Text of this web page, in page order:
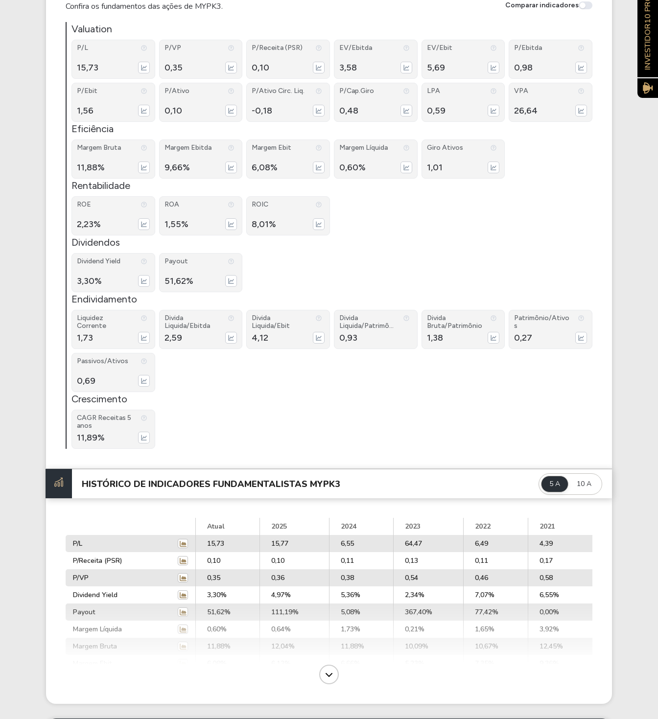
Confira os fundamentos das ações de MYPK3. Comparar indicadores
Valuation
P/L
15,73
P/VP
0,35
P/Receita (PSR)
0,10
EV/Ebitda
3,58
EV/Ebit
5,69
P/Ebitda
0,98
P/Ebit
1,56
P/Ativo
0,10
P/Ativo Circ. Liq.
-0,18
P/Cap.Giro
0,48
LPA
0,59
VPA
26,64
Eficiência
Margem Bruta
11,88%
Margem Ebitda
9,66%
Margem Ebit
6,08%
Margem Líquida
0,60%
Giro Ativos
1,01
Rentabilidade
ROE
2,23%
ROA
1,55%
ROIC
8,01%
Dividendos
Dividend Yield
3,30%
Payout
51,62%
Endividamento
Liquidez
Corrente
1,73
Divida
Liquida/Ebitda
2,59
Divida
Liquida/Ebit
4,12
Divida
Liquida/Patrimôni
o
0,93
Divida
Bruta/Patrimônio
1,38
Patrimônio/Ativo
s
0,27
Passivos/Ativos
0,69
Crescimento
CAGR Receitas 5
anos
11,89%
HISTÓRICO DE INDICADORES FUNDAMENTALISTAS MYPK3 5 A 10 A
Atual 2025 2024 2023 2022
2021
P/L
15,73 15,77 6,55 64,47 6,49
4,39
P/Receita (PSR)
0,10 0,10 0,11 0,13 0,11
0,17
P/VP
0,35 0,36 0,38 0,54 0,46
0,58
Dividend Yield
3,30% 4,97% 5,36% 2,34% 7,07%
6,55%
Payout
51,62% 111,19% 5,08% 367,40% 77,42%
0,00%
Margem Líquida
0,60% 0,64% 1,73% 0,21% 1,65%
3,92%
Margem Bruta
11,88% 12,04% 11,88% 10,09% 10,67%
12,45%
INVESTIDOR10 PRO